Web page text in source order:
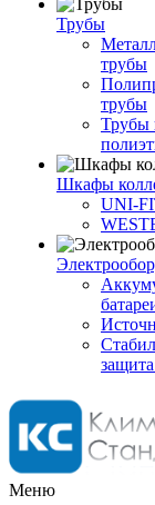
Трубы
трубы
трубы
Трубы
Шкафы
UNI-
Меню